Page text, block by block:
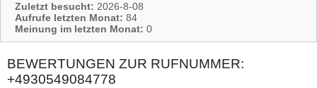
Zuletzt besucht: 2026-8-08
Aufrufe letzten Monat: 84
Meinung im letzten Monat: 0
BEWERTUNGEN ZUR RUFNUMMER:
+4930549084778